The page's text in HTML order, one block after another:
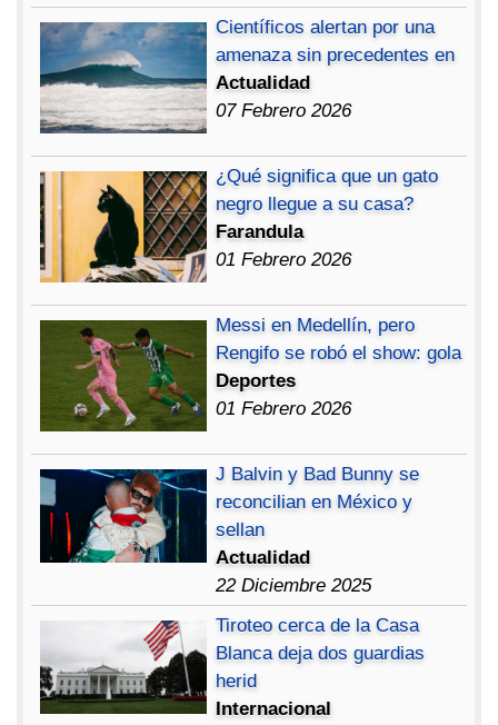
Científicos alertan por una
amenaza sin precedentes en
Actualidad
07 Febrero 2026
¿Qué significa que un gato
negro llegue a su casa?
Farandula
01 Febrero 2026
Messi en Medellín, pero
Rengifo se robó el show: gola
Deportes
01 Febrero 2026
J Balvin y Bad Bunny se
reconcilian en México y
sellan
Actualidad
22 Diciembre 2025
Tiroteo cerca de la Casa
Blanca deja dos guardias
herid
Internacional